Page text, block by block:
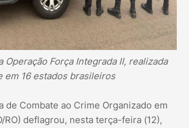
Operação Força Integrada II, realizada
em 16 estados brasileiros
de Combate ao Crime Organizado em
RO) deflagrou, nesta terça-feira (12),